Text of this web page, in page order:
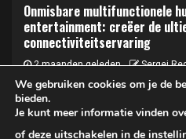
Onmisbare multifunctionele
entertainment: creëer de
connectiviteitservaring
2 maanden geleden Sergej
Privacy- en
We gebruiken cookies om je de
bieden.
Je kunt meer informatie vinden
of deze uitschakelen in de